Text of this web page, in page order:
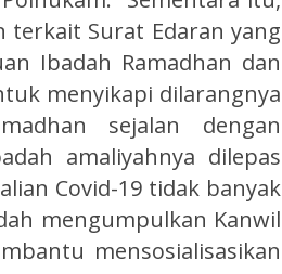
terkait Surat Edaran yang
Ibadah Ramadhan dan
menyikapi dilarangnya
sejalan dengan
amaliyahnya dilepas
Covid-19 tidak banyak
mengumpulkan Kanwil
mensosialisasikan